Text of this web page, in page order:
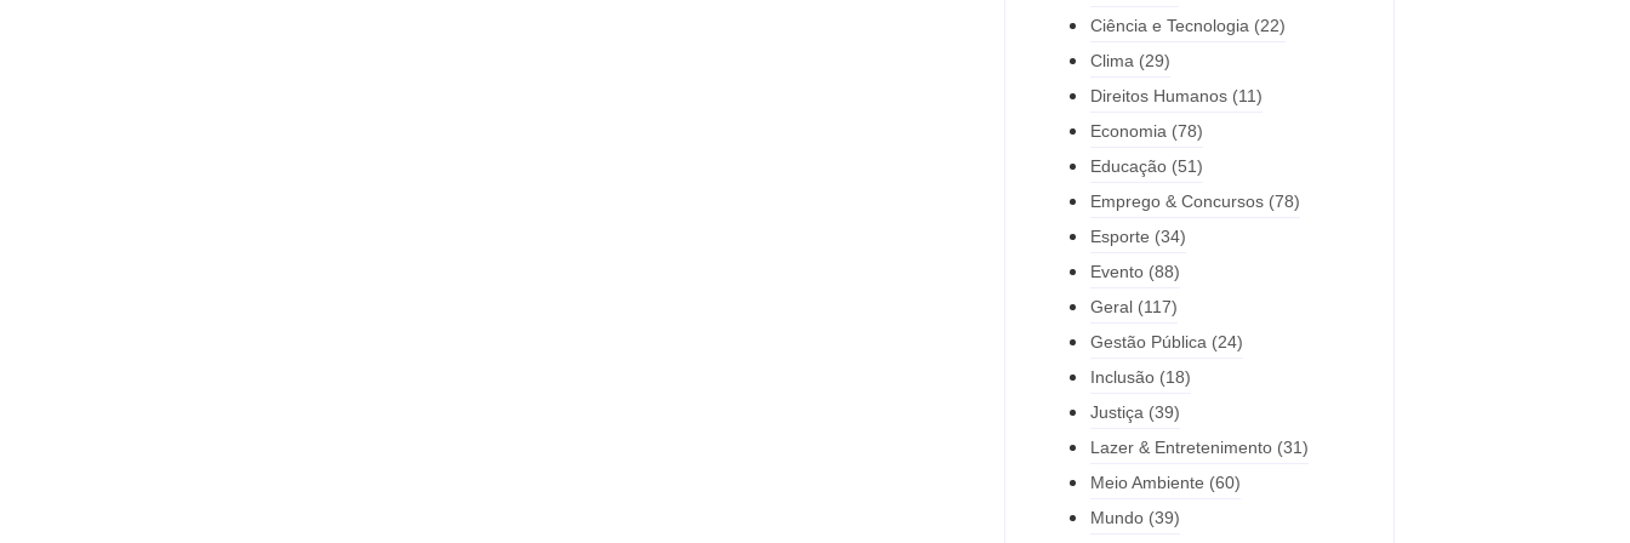
Ciência e Tecnologia (22)
Clima (29)
Direitos Humanos (11)
Economia (78)
Educação (51)
Emprego & Concursos (78)
Esporte (34)
Evento (88)
Geral (117)
Gestão Pública (24)
Inclusão (18)
Justiça (39)
Lazer & Entretenimento (31)
Meio Ambiente (60)
Mundo (39)